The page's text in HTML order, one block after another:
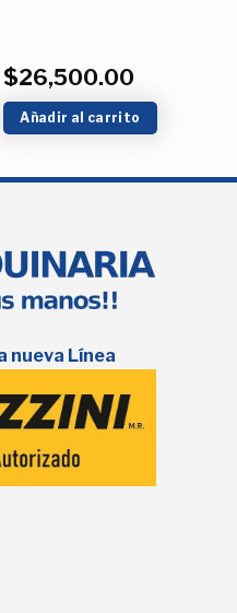
$26,500.00
Añadir al carrito
nueva Línea